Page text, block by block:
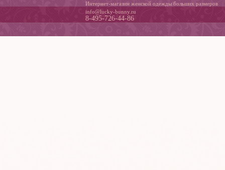
Интернет-магазин женской одежды больших размеров
info@lucky-bunny.ru
8-495-726-44-86